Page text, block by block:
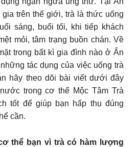
trên thế giới, trà là thức uống
sáng, buổi tối, khi tiếp khách
mỏi, tâm trạng buồn chán. Về
trong bất kì gia đình nào ở Ấn
tác dụng của việc uống trà
hãy theo dõi bài viết dưới đây
trong cơ thể Mộc Tâm Trà
tốt để giúp bạn hấp thụ đúng
cần.
thể bạn vì trà có hàm lượng